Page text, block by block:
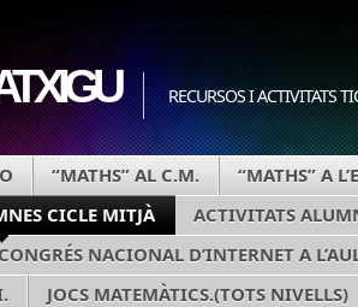
RECURSOS I ACTIVITATS
“MATHS” AL C.M.
“MATHS” A
CICLE MITJÀ
ACTIVITATS
CONGRÉS NACIONAL D’INTERNET A
JOCS MATEMÀTICS.(TOTS NIVELLS)